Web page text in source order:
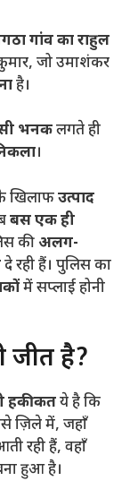
गांव का राहुल
जो उमाशंकर
है।
भनकलगते ही
।
खिलाफउत्पाद
बस एक ही
कीअलग-
दे रही हैं। पुलिस का
में सप्लाई होनी
जीत है?
हकीकतये है कि
ज़िले में, जहाँ
रही हैं, वहाँ
हुआ है।